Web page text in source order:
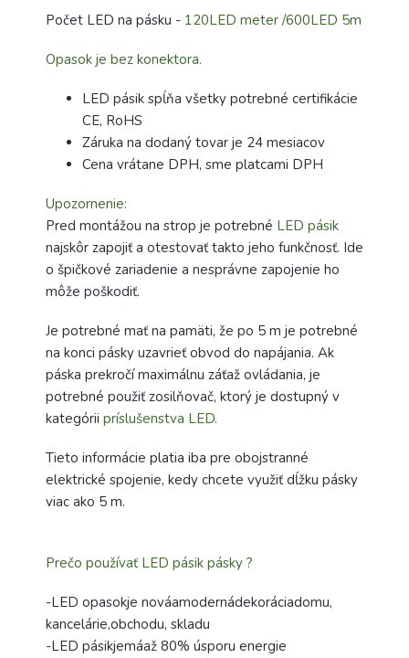
Počet LED na pásku - 120LED meter /600LED 5m
Opasok je bez konektora.
LED pásik spĺňa všetky potrebné certifikácie
CE, RoHS
Záruka na dodaný tovar je 24 mesiacov
Cena vrátane DPH, sme platcami DPH
Upozornenie:
Pred montážou na strop je potrebné LED pásik
najskôr zapojiť a otestovať takto jeho funkčnosť. Ide
o špičkové zariadenie a nesprávne zapojenie ho
môže poškodiť.
Je potrebné mať na pamäti, že po 5 m je potrebné
na konci pásky uzavrieť obvod do napájania. Ak
páska prekročí maximálnu záťaž ovládania, je
potrebné použiť zosilňovač, ktorý je dostupný v
kategórii príslušenstva LED.
Tieto informácie platia iba pre obojstranné
elektrické spojenie, kedy chcete využiť dĺžku pásky
viac ako 5 m.
Prečo používať LED pásik pásky ?
-LED opasokje nováamodernádekoráciadomu,
kancelárie,obchodu, skladu
-LED pásikjemáaž 80% úsporu energie